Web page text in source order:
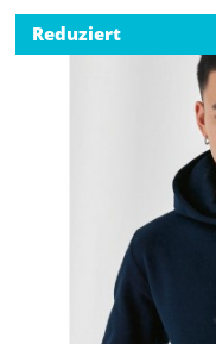
Reduziert